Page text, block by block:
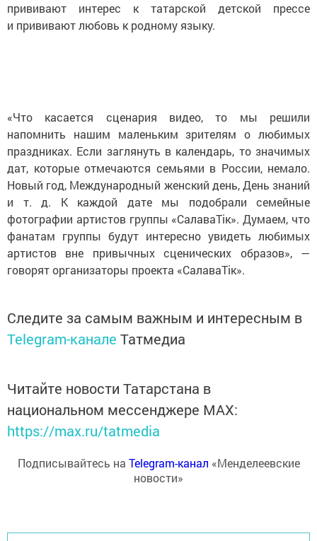
прививают интерес к татарской детской прессе
и прививают любовь к родному языку.
«Что касается сценария видео, то мы решили
напомнить нашим маленьким зрителям о любимых
праздниках. Если заглянуть в календарь, то значимых
дат, которые отмечаются семьями в России, немало.
Новый год, Международный женский день, День знаний
и т. д. К каждой дате мы подобрали семейные
фотографии артистов группы «СалаваТік». Думаем, что
фанатам группы будут интересно увидеть любимых
артистов вне привычных сценических образов», —
говорят организаторы проекта «СалаваТік».
Следите за самым важным и интересным в
Telegram-канале Татмедиа
Читайте новости Татарстана в
национальном мессенджере MАХ:
https://max.ru/tatmedia
Подписывайтесь на Telegram-канал «Менделеевские
новости»